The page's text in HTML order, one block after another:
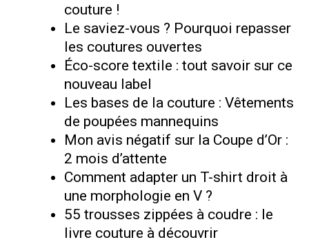
couture !
Le saviez-vous ? Pourquoi repasser
les coutures ouvertes
Éco-score textile : tout savoir sur ce
nouveau label
Les bases de la couture : Vêtements
de poupées mannequins
Mon avis négatif sur la Coupe d’Or :
2 mois d’attente
Comment adapter un T-shirt droit à
une morphologie en V ?
55 trousses zippées à coudre : le
livre couture à découvrir